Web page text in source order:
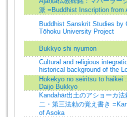
派 =Buddhist Inscription from
Buddhist Sanskrit Studies by
Tōhoku University Project
Bukkyo shi nyumon
Cultural and religious
historical background of the
Hokekyo no seiritsu to haikei
Daijo Bukkyo
Kandahār出土のアショーカ
二・第三法勅の覚え書き
of Asoka